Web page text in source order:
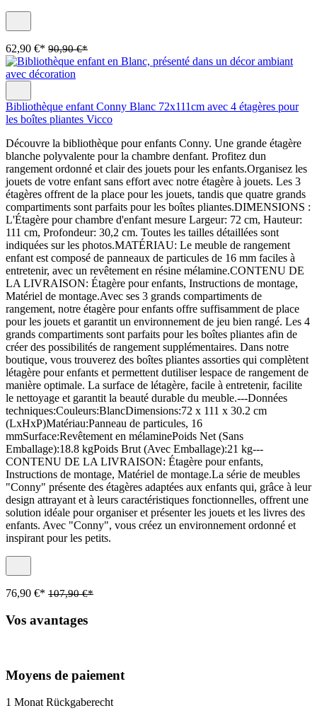
62,90 €* 90,90 €*
Bibliothèque enfant Conny Blanc 72x111cm avec 4 étagères pour
les boîtes pliantes Vicco
Découvre la bibliothèque pour enfants Conny. Une grande étagère
blanche polyvalente pour la chambre denfant. Profitez dun
rangement ordonné et clair des jouets pour les enfants.Organisez les
jouets de votre enfant sans effort avec notre étagère à jouets. Les 3
étagères offrent de la place pour les jouets, tandis que quatre grands
compartiments sont parfaits pour les boîtes pliantes.DIMENSIONS :
L'Étagère pour chambre d'enfant mesure Largeur: 72 cm, Hauteur:
111 cm, Profondeur: 30,2 cm. Toutes les tailles détaillées sont
indiquées sur les photos.MATÉRIAU: Le meuble de rangement
enfant est composé de panneaux de particules de 16 mm faciles à
entretenir, avec un revêtement en résine mélamine.CONTENU DE
LA LIVRAISON: Étagère pour enfants, Instructions de montage,
Matériel de montage.Avec ses 3 grands compartiments de
rangement, notre étagère pour enfants offre suffisamment de place
pour les jouets et garantit un environnement de jeu bien rangé. Les 4
grands compartiments sont parfaits pour les boîtes pliantes afin de
créer des possibilités de rangement supplémentaires. Dans notre
boutique, vous trouverez des boîtes pliantes assorties qui complètent
létagère pour enfants et permettent dutiliser lespace de rangement de
manière optimale. La surface de létagère, facile à entretenir, facilite
le nettoyage et garantit la beauté durable du meuble.---Données
techniques:Couleurs:BlancDimensions:72 x 111 x 30.2 cm
(LxHxP)Matériau:Panneau de particules, 16
mmSurface:Revêtement en mélaminePoids Net (Sans
Emballage):18.8 kgPoids Brut (Avec Emballage):21 kg---
CONTENU DE LA LIVRAISON: Étagère pour enfants,
Instructions de montage, Matériel de montage.La série de meubles
"Conny" présente des étagères adaptées aux enfants qui, grâce à leur
design attrayant et à leurs caractéristiques fonctionnelles, offrent une
solution idéale pour organiser et présenter les jouets et les livres des
enfants. Avec "Conny", vous créez un environnement ordonné et
inspirant pour les petits.
76,90 €* 107,90 €*
Vos avantages
Moyens de paiement
1 Monat Rückgaberecht